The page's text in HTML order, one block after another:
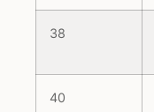
38
40